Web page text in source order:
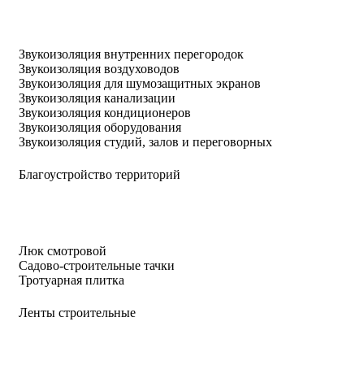
Звукоизоляция внутренних перегородок
Звукоизоляция воздуховодов
Звукоизоляция для шумозащитных экранов
Звукоизоляция канализации
Звукоизоляция кондиционеров
Звукоизоляция оборудования
Звукоизоляция студий, залов и переговорных
Благоустройство территорий
Люк смотровой
Садово-строительные тачки
Тротуарная плитка
Ленты строительные